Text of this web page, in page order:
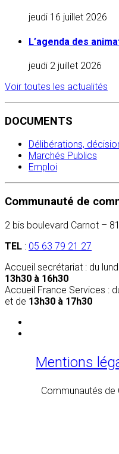
jeudi 16 juillet 2026
L’agenda des
jeudi 2 juillet 2026
Voir toutes les actualités
DOCUMENTS
Délibérations,
Marchés Publics
Emploi
Communauté de
2 bis boulevard Carnot –
TEL : 05 63 79 21 27
Accueil secrétariat : du
13h30 à 16h30
Accueil France Services :
et de 13h30 à 17h30
Mentions
Communautés de